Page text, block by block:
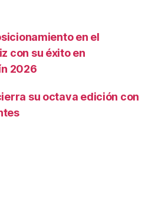
en el
con su éxito en
2026
su octava edición con